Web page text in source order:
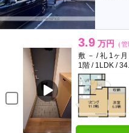
3.9 万円 （
敷 － / 礼 1ヶ月
1階 / 1LDK /